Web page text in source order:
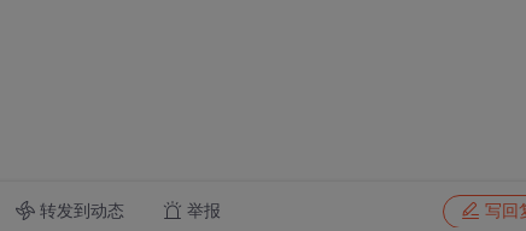
转发到动态 举报 写回